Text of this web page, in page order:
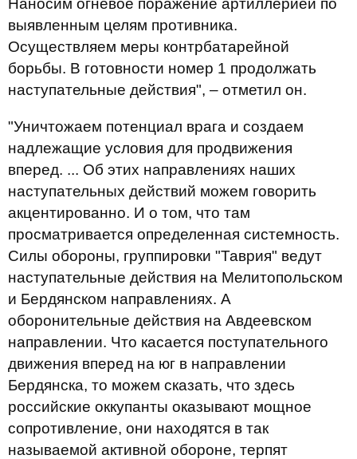
Наносим огневое поражение артиллерией по
выявленным целям противника.
Осуществляем меры контрбатарейной
борьбы. В готовности номер 1 продолжать
наступательные действия", – отметил он.
"Уничтожаем потенциал врага и создаем
надлежащие условия для продвижения
вперед. ... Об этих направлениях наших
наступательных действий можем говорить
акцентированно. И о том, что там
просматривается определенная системность.
Силы обороны, группировки "Таврия" ведут
наступательные действия на Мелитопольском
и Бердянском направлениях. А
оборонительные действия на Авдеевском
направлении. Что касается поступательного
движения вперед на юг в направлении
Бердянска, то можем сказать, что здесь
российские оккупанты оказывают мощное
сопротивление, они находятся в так
называемой активной обороне, терпят